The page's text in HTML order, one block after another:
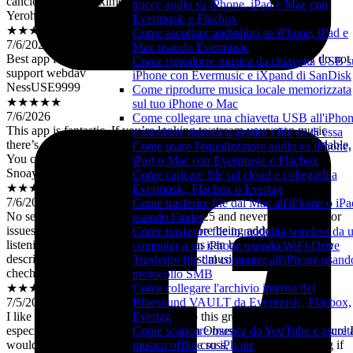
tracce audio su iPhone, iPad e Mac con
Evermusic e Flacbox
Come ascoltare audiolibri su iPhone, iPad e
Mac usando Evermusic
Come riprodurre musica da chiavetta USB
iPhone con Evermusic e iXpand di SanDisk
Come riprodurre musica locale memorizzata
sul tuo iPhone o Mac
Come collegare una chiavetta USB
e ascoltare musica o gestire i file su di essa
Come usare l'equalizzatore audio su iPhone,
iPad o Mac con Evermusic e Flacbox
Come caricare file sul cloud e collegarli a
Evermusic, Flacbox o Evertag
Come trasferire file dal Mac all'iPhone o
usando Finder
Come trasferire file in modalità wireless da
computer a un iPhone usando WiFi-Drive
Trasferire file dal computer all'iPhone
protocollo SMB
Come collegare l'archivio interno del
Bluesound VAULT da Evermusic, Flacbox,
Evertag
Come scaricare musica da YouTube e
musica offline su iPhone
Yerohen
★★★★★
7/6/2026
Best app for music…but please add Drime cloud because they do not
support webdav
NessUSE9999
★★★★★
7/6/2026
This app is fantastic. If you’re looking to stream your own music
there’s no better app. Easy to use, feature packed and very affordable.
You can’t go wrong.
Snoayze
★★★★★
7/6/2026
No seriously I’ve been using it since 2025 and never had any major
issues. It has so many features (with more being added!). Makes
listening to music on the go as simple as can be. Words can’t even
describe how much I love this app. Best music app out there!
cheche0622
★★★★★
7/5/2026
I like the aoo alot I never seen and app this great with the offline
especially for me with the crossfade Im Obsessed with it One feature I
would like to see added is beat-synced cross, It would be amazing if
the app could could automatically match the BPM of two songs